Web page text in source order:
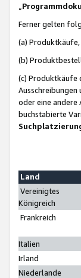
Ferner gelten
(a) Produktkäufe,
(b)
(c) Produktkäufe
oder eine andere
buchstabierte
Land
Vereinigtes
Königreich
Frankreich
Italien
Irland
Niederlande